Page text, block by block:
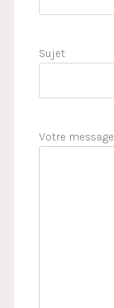
Sujet
Votre message